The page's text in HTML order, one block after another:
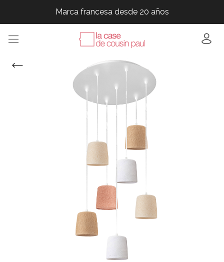
Marca francesa desde 20 años
Marca francesa desde 20 años
Marca francesa desde 20 años